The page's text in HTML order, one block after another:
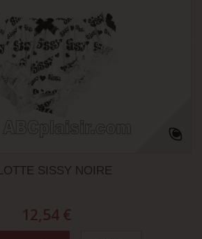
SISSY NOIRE
12,54 €